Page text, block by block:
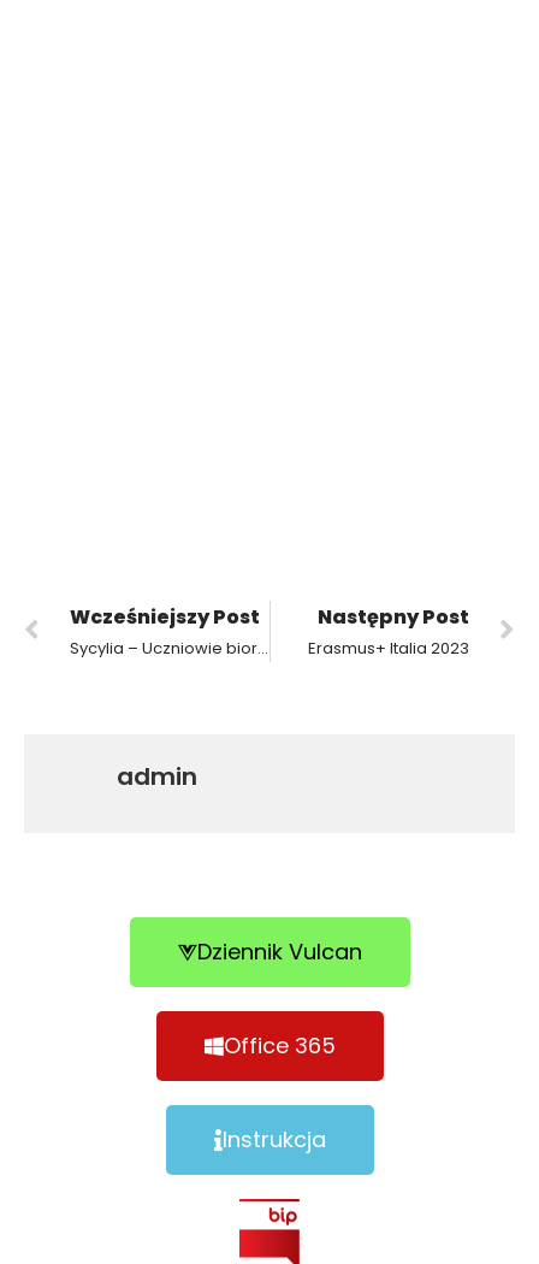
Wcześniejszy Post
Sycylia – Uczniowie biorący udział projekcie Erasmus+
Następny Post
Erasmus+ Italia 2023
admin
Dziennik Vulcan
Office 365
Instrukcja